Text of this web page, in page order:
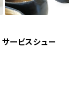
ビスシュー